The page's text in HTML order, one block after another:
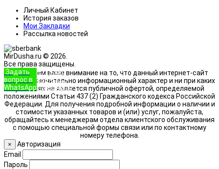
Личный Кабинет
История заказов
Мои Закладки
Рассылка новостей
MirDusha.ru © 2026.
Все права защищены.
Обращаем ваше внимание на то, что данный интернет-сайт
носит исключительно информационный характер и ни при каких
условиях не является публичной офертой, определяемой
положениями Статьи 437 (2) Гражданского кодекса Российской
Федерации. Для получения подробной информации о наличии и
стоимости указанных товаров и (или) услуг, пожалуйста,
обращайтесь к менеджерам отдела клиентского обслуживания
с помощью специальной формы связи или по контактному
номеру телефона.
Задать
вопрос в
WhatsApp
+7 (933)
888-8322
Позвонить
×
Авторизация
Email
Пароль